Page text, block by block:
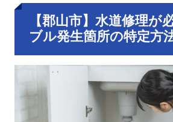
【郡山市】水道修理が
ブル発生箇所の特定方